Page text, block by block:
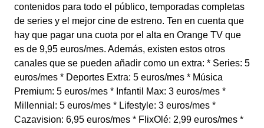
contenidos para todo el público, temporadas completas
de series y el mejor cine de estreno. Ten en cuenta que
hay que pagar una cuota por el alta en Orange TV que
es de 9,95 euros/mes. Además, existen estos otros
canales que se pueden añadir como un extra: * Series: 5
euros/mes * Deportes Extra: 5 euros/mes * Música
Premium: 5 euros/mes * Infantil Max: 3 euros/mes *
Millennial: 5 euros/mes * Lifestyle: 3 euros/mes *
Cazavision: 6,95 euros/mes * FlixOlé: 2,99 euros/mes *